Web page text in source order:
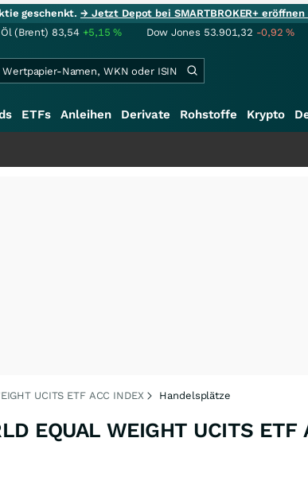
geschenkt.→ Jetzt Depot bei SMARTBROKER+
Öl (Brent) 83,54 +5,15% Dow Jones 53.901,32 -0,92%
ETFs Anleihen Derivate Rohstoffe Krypto
UCITS ETF ACC INDEX Handelsplätze
EQUAL WEIGHT UCITS ETF